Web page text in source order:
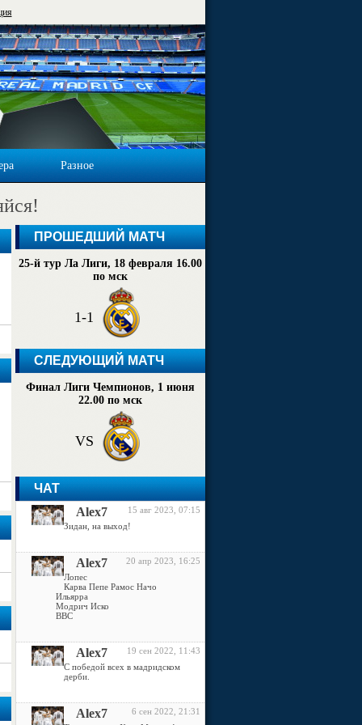
Разное
ПРОШЕДШИЙ МАТЧ
25-й тур Ла Лиги, 18 февраля 16.00
по мск
1-1
СЛЕДУЮЩИЙ МАТЧ
Финал Лиги Чемпионов, 1 июня
22.00 по мск
VS
ЧАТ
Alex7
15 авг 2023, 07:15
Зидан, на выход!
Alex7
20 апр 2023, 16:25
Лопес
Карва Пепе Рамос Начо
Ильярра
Модрич Иско
ВВС
Alex7
19 сен 2022, 11:43
С победой всех в мадридском
дерби.
Alex7
6 сен 2022, 21:31